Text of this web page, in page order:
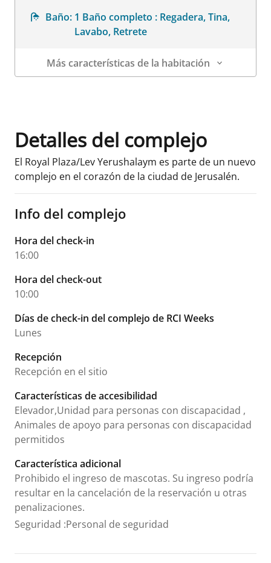
Baño: 1 Baño completo : Regadera, Tina,
Lavabo, Retrete
Más características de la habitación
Detalles del complejo
El Royal Plaza/Lev Yerushalaym es parte de un nuevo
complejo en el corazón de la ciudad de Jerusalén.
Info del complejo
Hora del check-in
16:00
Hora del check-out
10:00
Días de check-in del complejo de RCI Weeks
Lunes
Recepción
Recepción en el sitio
Características de accesibilidad
Elevador,Unidad para personas con discapacidad ,
Animales de apoyo para personas con discapacidad
permitidos
Característica adicional
Prohibido el ingreso de mascotas. Su ingreso podría
resultar en la cancelación de la reservación u otras
penalizaciones.
Seguridad :Personal de seguridad